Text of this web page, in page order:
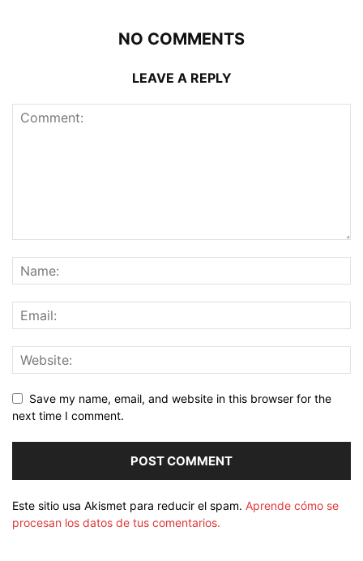
NO COMMENTS
LEAVE A REPLY
Save my name, email, and website in this browser for the
next time I comment.
Este sitio usa Akismet para reducir el spam. Aprende cómo se
procesan los datos de tus comentarios.